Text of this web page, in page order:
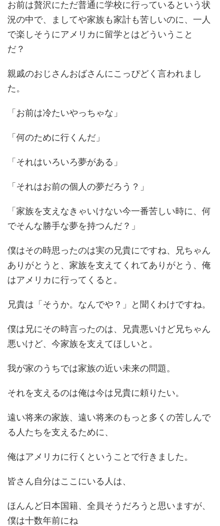
お前は贅沢にただ普通に学校に行っているという状
況の中で、ましてや家族も家計も苦しいのに、一人
で楽しそうにアメリカに留学とはどういうこと
だ？
親戚のおじさんおばさんにこっぴどく言われまし
た。
「お前は冷たいやっちゃな」
「何のために行くんだ」
「それはいろいろ夢がある」
「それはお前の個人の夢だろう？」
「家族を支えなきゃいけない今一番苦しい時に、何
でそんな勝手な夢を持つんだ？」
僕はその時思ったのは実の兄貴にですね、兄ちゃん
ありがとうと、家族を支えてくれてありがとう、俺
はアメリカに行ってくると。
兄貴は「そうか。なんでや？」と聞くわけですね。
僕は兄にその時言ったのは、兄貴悪いけど兄ちゃん
悪いけど、今家族を支えてほしいと。
我が家のうちでは家族の近い未来の問題。
それを支えるのは俺は今は兄貴に頼りたい。
遠い将来の家族、遠い将来のもっと多くの苦しんで
る人たちを支えるために、
俺はアメリカに行くということで行きました。
皆さん自分はここにいる人は、
ほんんど日本国籍、全員そうだろうと思いますが、
僕は十数年前にね